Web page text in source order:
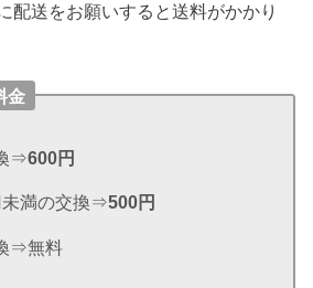
配送をお願いすると送料がかかり
金
⇒600円
未満の交換⇒500円
⇒無料